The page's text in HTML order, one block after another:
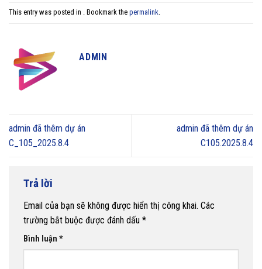
This entry was posted in . Bookmark the permalink.
ADMIN
admin đã thêm dự án
C_105_2025.8.4
admin đã thêm dự án
C105.2025.8.4
Trả lời
Email của bạn sẽ không được hiển thị công khai. Các
trường bắt buộc được đánh dấu *
Bình luận *